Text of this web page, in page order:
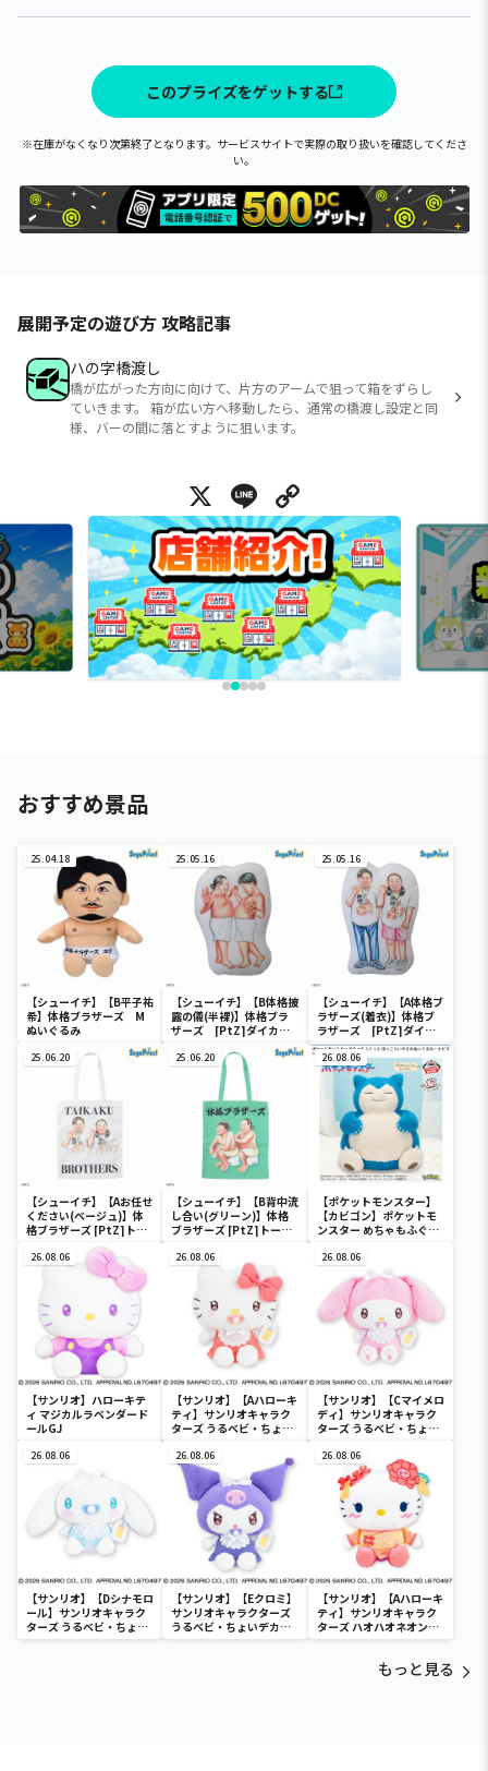
このプライズをゲットする
※在庫がなくなり次第終了となります。サービスサイトで実際の取り扱いを確認してくださ
い。
展開予定の遊び方 攻略記事
ハの字橋渡し
橋が広がった方向に向けて、片方のアームで狙って箱をずらし
ていきます。 箱が広い方へ移動したら、通常の橋渡し設定と同
様、バーの間に落とすように狙います。
X Line
おすすめ景品
25.04.18
【シューイチ】【B平子祐
希】体格ブラザーズ M
ぬいぐるみ
25.05.16
【シューイチ】【B体格披
露の儀(半裸)】体格ブラ
ザーズ [PtZ]ダイカッ
25.05.16
【シューイチ】【A体格ブ
ラザーズ(着衣)】体格ブ
ラザーズ [PtZ]ダイカ
ットクッション
25.06.20
【シューイチ】【Aお任せ
ください(ベージュ)】体
格ブラザーズ [PtZ]トー
25.06.20
【シューイチ】【B背中流
し合い(グリーン)】体格
ブラザーズ [PtZ]トート
26.08.06
【ポケットモンスター】
【カビゴン】ポケットモ
ンスター めちゃもふぐっ
ぐるみ～カビゴン～
26.08.06
【サンリオ】ハローキテ
ィ マジカルラベンダード
ールGJ
26.08.06
【サンリオ】【Aハローキ
ティ】サンリオキャラク
ターズ うるベビ・ちょい
26.08.06
【サンリオ】【Cマイメロ
ディ】サンリオキャラク
ターズ うるベビ・ちょい
26.08.06
【サンリオ】【Dシナモロ
ール】サンリオキャラク
ターズ うるベビ・ちょい
デカドール
26.08.06
【サンリオ】【Eクロミ】
サンリオキャラクターズ
うるベビ・ちょいデカド
ール
26.08.06
【サンリオ】【Aハローキ
ティ】サンリオキャラク
ターズ ハオハオネオンタ
ウンドールBIGタイプ1
もっと見る